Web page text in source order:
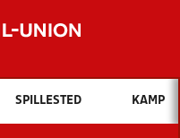
Hvad vil du søge efter?
OG NYHEDER
SPILLESTED KAMP